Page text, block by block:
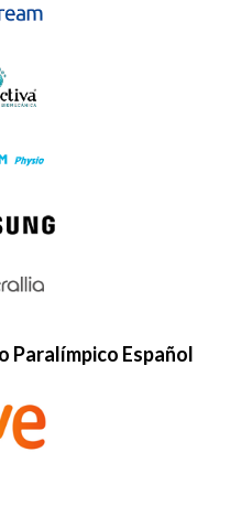
Paralímpico Español